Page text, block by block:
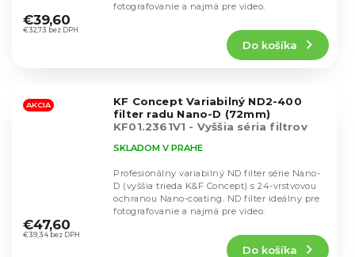
hodnotenie
produktu
hviezdičiek.
€32,73 bez DPH
€39,60
Do košíka
fotografovanie a najmä pre video.
AKCIA
KF Concept Variabilný ND2-400
filter radu Nano-D (72mm)
KF01.2361V1 - Vyššia séria filtrov
hodnotenie
produktu
SKLADOM V PRAHE
€39,34 bez DPH
€47,60
Do košíka
Profesionálny variabilný ND filter série Nano-
D (vyššia trieda K&F Concept) s 24-vrstvovou
ochranou Nano-coating. ND filter ideálny pre
fotografovanie a najmä pre video.